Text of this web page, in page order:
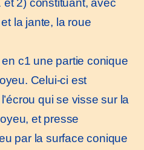
et 2) constituant, avec
la jante, la roue
c1 une partie conique
Celui-ci est
qui se visse sur la
et presse
par la surface conique